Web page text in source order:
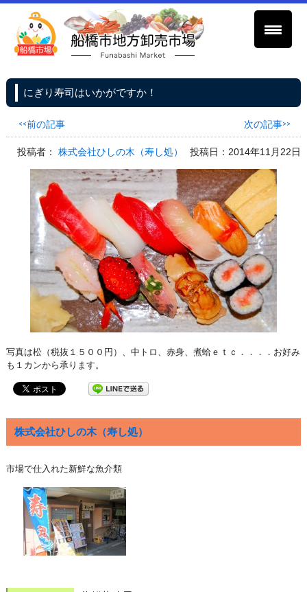
にぎり寿司はいかがですか！
<<前の記事 次の記事>>
投稿者：株式会社ひしの木（寿し処） 投稿日：2014年11月22日
写真は松（税抜１５００円）、中トロ、赤身、煮蛤ｅｔｃ．．．．お好み
も１カンから承ります。
株式会社ひしの木（寿し処）
市場で仕入れた新鮮な魚介類